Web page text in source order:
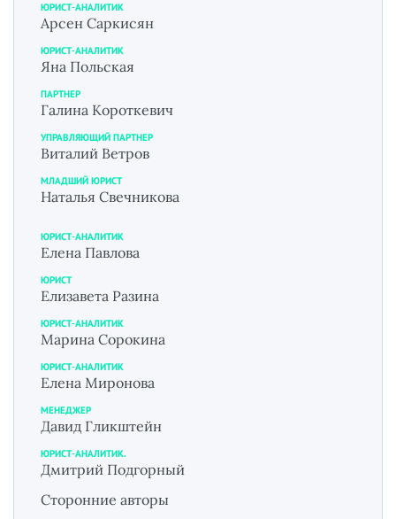
ЮРИСТ-АНАЛИТИК
Арсен Саркисян
ЮРИСТ-АНАЛИТИК
Яна Польская
ПАРТНЕР
Галина Короткевич
УПРАВЛЯЮЩИЙ ПАРТНЕР
Виталий Ветров
МЛАДШИЙ ЮРИСТ
Наталья Свечникова
ЮРИСТ-АНАЛИТИК
Елена Павлова
ЮРИСТ
Елизавета Разина
ЮРИСТ-АНАЛИТИК
Марина Сорокина
ЮРИСТ-АНАЛИТИК
Елена Миронова
МЕНЕДЖЕР
Давид Гликштейн
ЮРИСТ-АНАЛИТИК.
Дмитрий Подгорный
Сторонние авторы